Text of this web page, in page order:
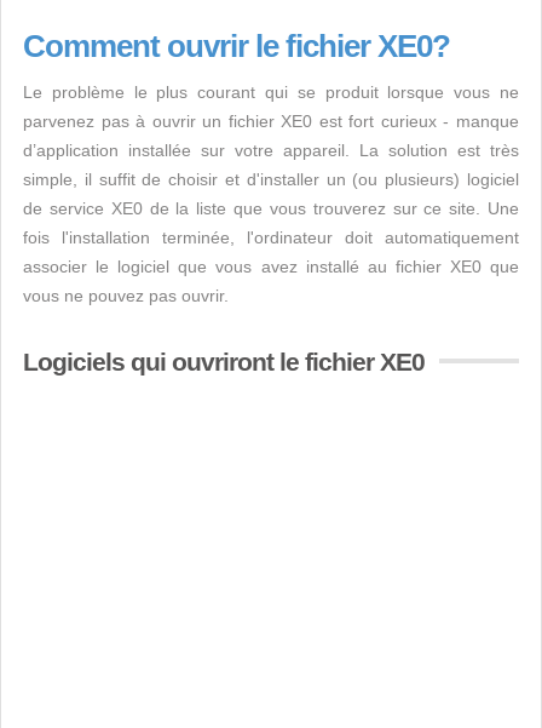
Comment ouvrir le fichier XE0?
Le problème le plus courant qui se produit lorsque vous ne
parvenez pas à ouvrir un fichier XE0 est fort curieux - manque
d’application installée sur votre appareil. La solution est très
simple, il suffit de choisir et d'installer un (ou plusieurs) logiciel
de service XE0 de la liste que vous trouverez sur ce site. Une
fois l'installation terminée, l'ordinateur doit automatiquement
associer le logiciel que vous avez installé au fichier XE0 que
vous ne pouvez pas ouvrir.
Logiciels qui ouvriront le fichier XE0